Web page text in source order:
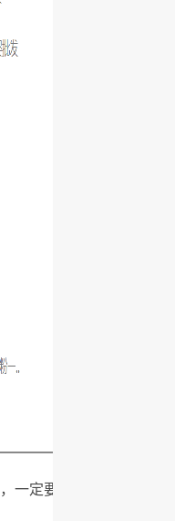
一定要见底，如下图：